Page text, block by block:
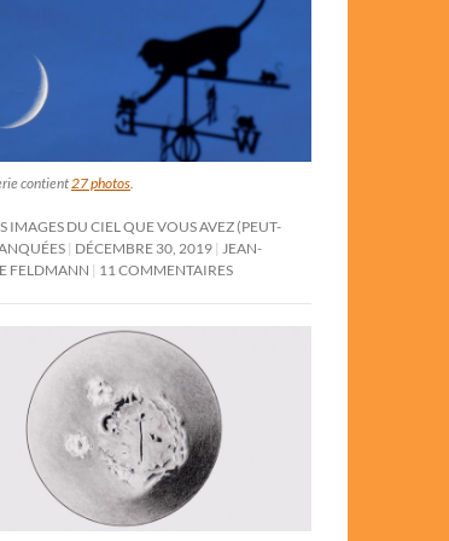
contient27 photos.
IMAGES DU CIEL QUE VOUS AVEZ (PEUT-
DÉCEMBRE 30, 2019 JEAN-
FELDMANN
11 COMMENTAIRES